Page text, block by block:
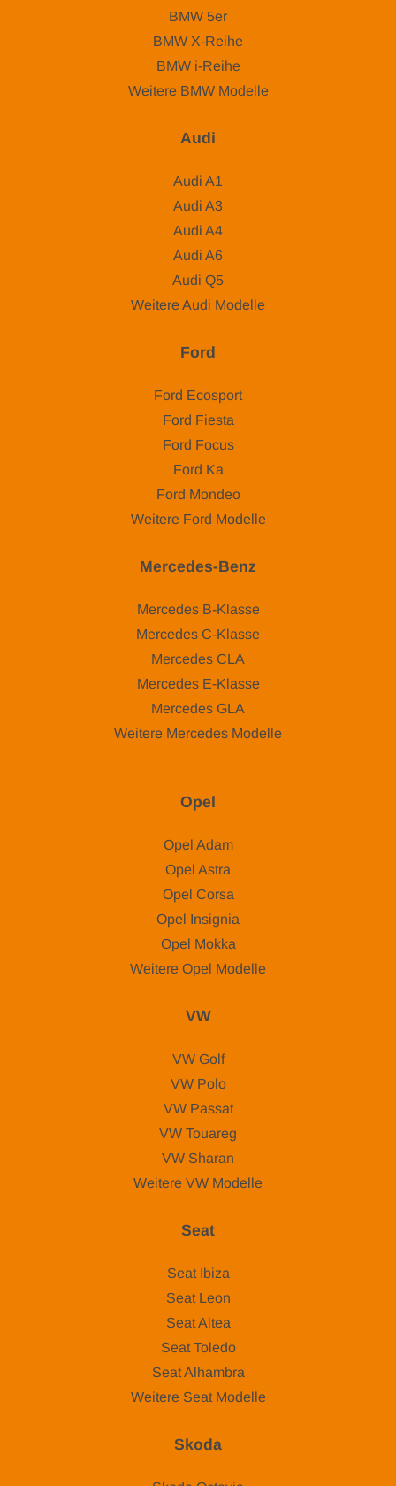
BMW 5er
BMW X-Reihe
BMW i-Reihe
Weitere BMW Modelle
Audi
Audi A1
Audi A3
Audi A4
Audi A6
Audi Q5
Weitere Audi Modelle
Ford
Ford Ecosport
Ford Fiesta
Ford Focus
Ford Ka
Ford Mondeo
Weitere Ford Modelle
Mercedes-Benz
Mercedes B-Klasse
Mercedes C-Klasse
Mercedes CLA
Mercedes E-Klasse
Mercedes GLA
Weitere Mercedes Modelle
Opel
Opel Adam
Opel Astra
Opel Corsa
Opel Insignia
Opel Mokka
Weitere Opel Modelle
VW
VW Golf
VW Polo
VW Passat
VW Touareg
VW Sharan
Weitere VW Modelle
Seat
Seat Ibiza
Seat Leon
Seat Altea
Seat Toledo
Seat Alhambra
Weitere Seat Modelle
Skoda